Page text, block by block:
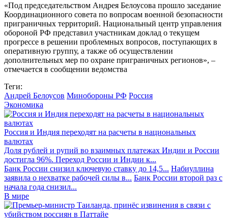
«Под председательством Андрея Белоусова прошло заседание
Координационного совета по вопросам военной безопасности
приграничных территорий. Национальный центр управления
обороной РФ представил участникам доклад о текущем
прогрессе в решении проблемных вопросов, поступающих в
оперативную группу, а также об осуществлении
дополнительных мер по охране приграничных регионов», –
отмечается в сообщении ведомства
Теги:
Андрей Белоусов Минобороны РФ Россия
Экономика
Россия и Индия переходят на расчеты в национальных
валютах
Доля рублей и рупий во взаимных платежах Индии и России
достигла 96%. Переход России и Индии к...
Банк России снизил ключевую ставку до 14,5... Набиуллина
заявила о нехватке рабочей силы в... Банк России второй раз с
начала года снизил...
В мире